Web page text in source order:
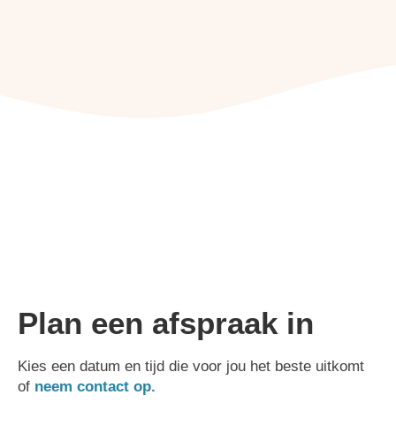
Plan een afspraak in
Kies een datum en tijd die voor jou het beste uitkomt
of neem contact op.